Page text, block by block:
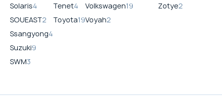
Solaris4
SOUEAST2
Ssangyong4
Suzuki9
SWM3
Tenet4
Toyota19
Volkswagen19
Voyah2
Zotye2